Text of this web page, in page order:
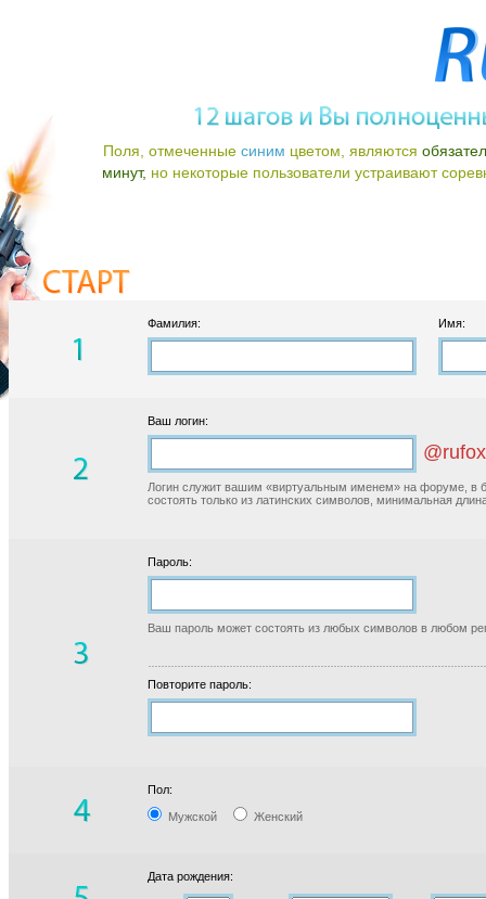
Поля, отмеченные синим цветом, являются
минут, но некоторые пользователи устраивают
Фамилия: Имя:
Ваш логин:
Логин служит вашим «виртуальным именем» на форуме, в
состоять только из латинских символов, минимальная
Пароль:
Ваш пароль может состоять из любых символов в любом
Повторите пароль:
Пол:
Мужской Женский
Дата рождения: